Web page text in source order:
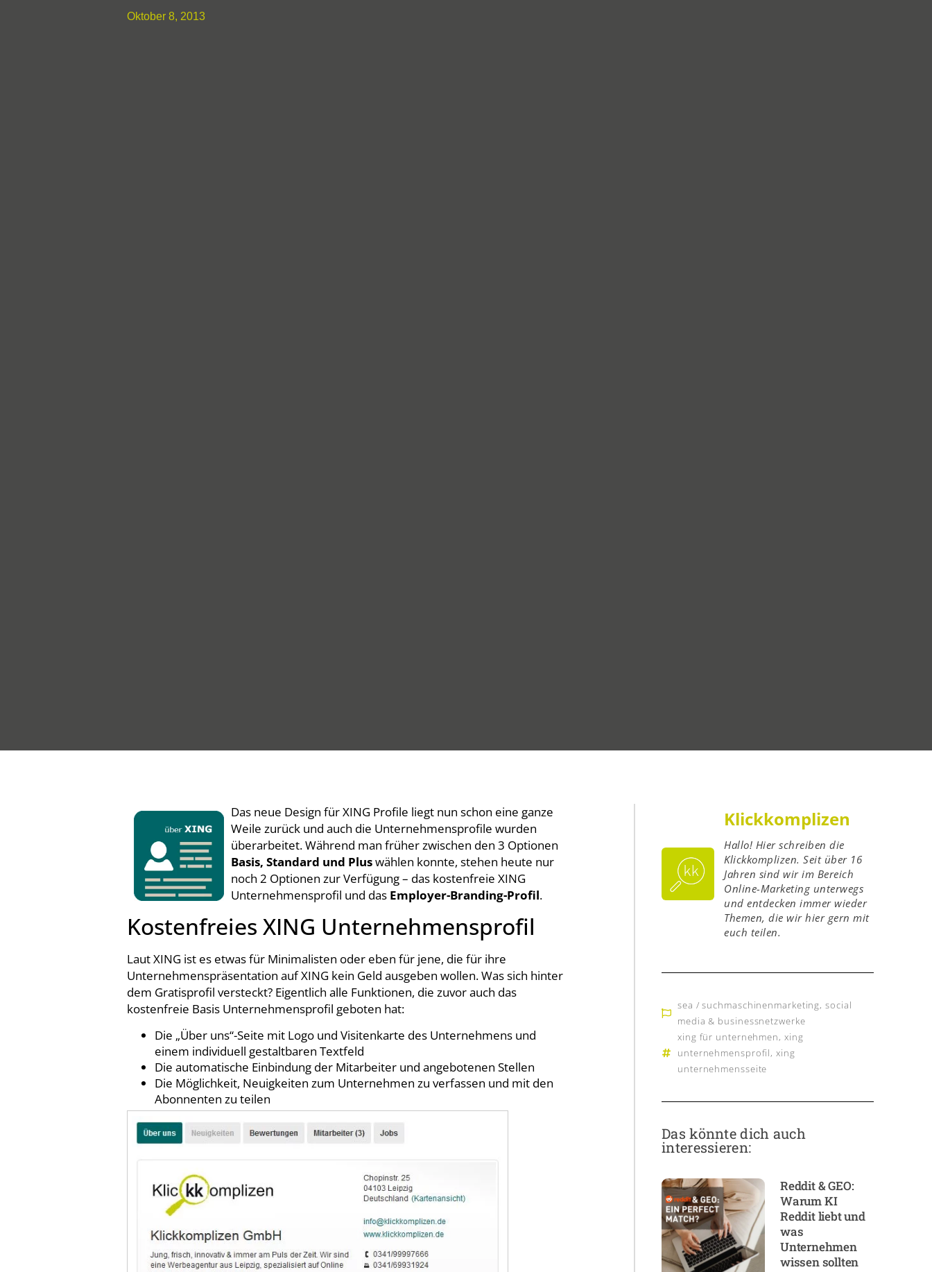
Oktober 8, 2013
Das neue Design für XING Profile liegt nun schon eine ganze
Weile zurück und auch die Unternehmensprofile wurden
überarbeitet. Während man früher zwischen den 3 Optionen
Basis, Standard und Pluswählen konnte, stehen heute nur
noch 2 Optionen zur Verfügung – das kostenfreie XING
Unternehmensprofil und das Employer-Branding-Profil.
Kostenfreies XING Unternehmensprofil
Laut XING ist es etwas für Minimalisten oder eben für jene, die für ihre
Unternehmenspräsentation auf XING kein Geld ausgeben wollen. Was sich hinter
dem Gratisprofil versteckt? Eigentlich alle Funktionen, die zuvor auch das
kostenfreie Basis Unternehmensprofil geboten hat:
Die „Über uns“-Seite mit Logo und Visitenkarte des Unternehmens und
einem individuell gestaltbaren Textfeld
Die automatische Einbindung der Mitarbeiter und angebotenen Stellen
Die Möglichkeit, Neuigkeiten zum Unternehmen zu verfassen und mit den
Abonnenten zu teilen
Klickkomplizen
Hallo! Hier schreiben die
Klickkomplizen. Seit über 16
Jahren sind wir im Bereich
Online-Marketing unterwegs
und entdecken immer wieder
Themen, die wir hier gern mit
euch teilen.
sea / suchmaschinenmarketing,social
media & businessnetzwerke
xing für unternehmen, xing
unternehmensprofil,xing
unternehmensseite
Das könnte dich auch
interessieren:
Reddit & GEO:
Warum KI
Reddit liebt und
was
Unternehmen
wissen sollten